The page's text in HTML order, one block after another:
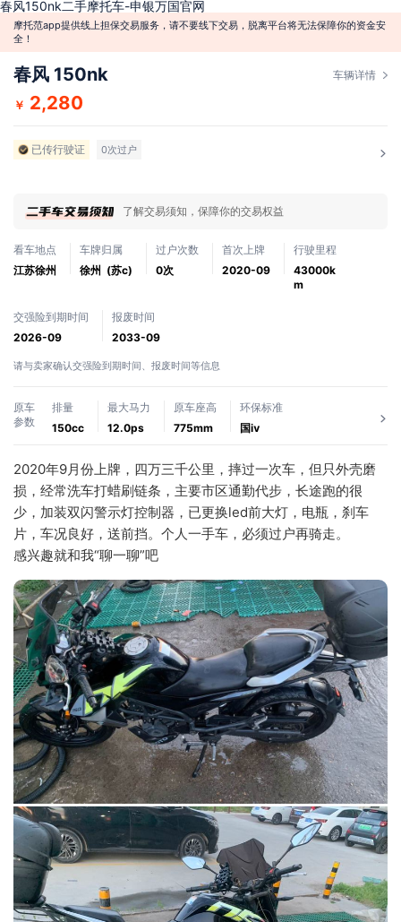
春风150nk二手摩托车-申银万国官网
摩托范app提供线上担保交易服务，请不要线下交易，脱离平台将无法保障你的资金安
全！
春风 150nk 车辆详情
￥ 2,280
已传行驶证 0次过户
了解交易须知，保障你的交易权益
看车地点
江苏徐州
车牌归属
徐州 (苏c)
过户次数
0次
首次上牌
2020-09
行驶里程
43000k
m
交强险到期时间
2026-09
报废时间
2033-09
请与卖家确认交强险到期时间、报废时间等信息
原车
参数
排量
150cc
最大马力
12.0ps
原车座高
775mm
环保标准
国ⅳ
2020年9月份上牌，四万三千公里，摔过一次车，但只外壳磨
损，经常洗车打蜡刷链条，主要市区通勤代步，长途跑的很
少，加装双闪警示灯控制器，已更换led前大灯，电瓶，刹车
片，车况良好，送前挡。个人一手车，必须过户再骑走。
感兴趣就和我“聊一聊”吧